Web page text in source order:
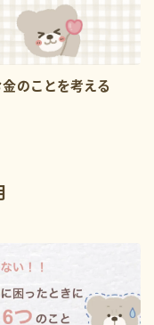
ので、浪費家さ
の仕方を発信して
大事。 浪費家で
費用の準備をして
金のことを考える